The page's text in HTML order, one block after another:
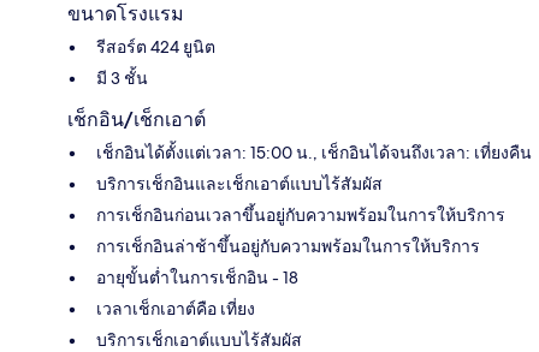
ขนาดโรงแรม
รีสอร์ต 424 ยูนิต
มี 3 ชั้น
เช็กอิน/เช็กเอาต์
เช็กอินได้ตั้งแต่เวลา: 15:00 น., เช็กอินได้จนถึงเวลา: เที่ยงคืน
บริการเช็กอินและเช็กเอาต์แบบไร้สัมผัส
การเช็กอินก่อนเวลาขึ้นอยู่กับความพร้อมในการให้บริการ
การเช็กอินล่าช้าขึ้นอยู่กับความพร้อมในการให้บริการ
อายุขั้นต่ำในการเช็กอิน - 18
เวลาเช็กเอาต์คือ เที่ยง
บริการเช็กเอาต์แบบไร้สัมผัส